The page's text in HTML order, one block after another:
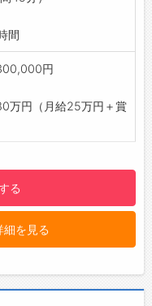
（活動資金の一部を
ドウイング舞子高原
用可能です◎
！
トップレベルの全社一
ベートの時間の充実を
を任せてくれるの
社内研修
！】
社負担！
金20,000円～30,000
く、和気あいあいと仲
あり、未経験の方で
す◎
日祝の完全週休2日制
勤）を行っています。
ット車への対応などは
く、常に勉強し向上し
ップ】
る知識を深めていただ
間
円
万円（月給25万円＋賞
る
細を見る